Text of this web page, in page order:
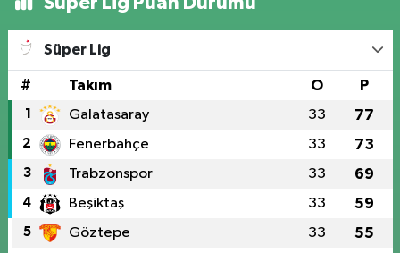
Süper Lig
# Takım O P
1 Galatasaray 33 77
2 Fenerbahçe 33 73
3 Trabzonspor 33 69
4 Beşiktaş 33 59
5 Göztepe 33 55